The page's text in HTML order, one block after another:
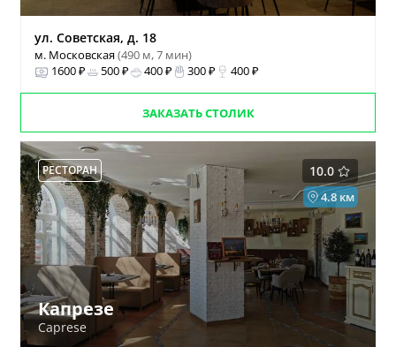
ул. Советская, д. 18
м. Московская(490 м, 7 мин)
1600 ₽
500 ₽ 400 ₽ 300 ₽ 400 ₽
ЗАКАЗАТЬ СТОЛИК
10.0
РЕСТОРАН
4.8 км
Капрезе
Caprese